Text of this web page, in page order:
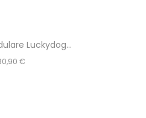
Luckydog...
€